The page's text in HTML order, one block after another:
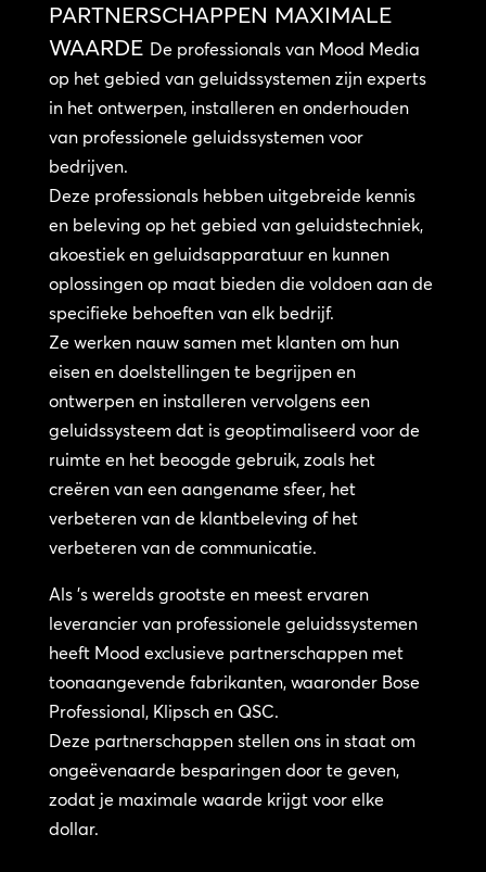
PARTNERSCHAPPEN MAXIMALE
WAARDE De professionals van Mood Media
op het gebied van geluidssystemen zijn experts
in het ontwerpen, installeren en onderhouden
van professionele geluidssystemen voor
bedrijven.
Deze professionals hebben uitgebreide kennis
en beleving op het gebied van geluidstechniek,
akoestiek en geluidsapparatuur en kunnen
oplossingen op maat bieden die voldoen aan de
specifieke behoeften van elk bedrijf.
Ze werken nauw samen met klanten om hun
eisen en doelstellingen te begrijpen en
ontwerpen en installeren vervolgens een
geluidssysteem dat is geoptimaliseerd voor de
ruimte en het beoogde gebruik, zoals het
creëren van een aangename sfeer, het
verbeteren van de klantbeleving of het
verbeteren van de communicatie.
Als ’s werelds grootste en meest ervaren
leverancier van professionele geluidssystemen
heeft Mood exclusieve partnerschappen met
toonaangevende fabrikanten, waaronder Bose
Professional, Klipsch en QSC.
Deze partnerschappen stellen ons in staat om
ongeëvenaarde besparingen door te geven,
zodat je maximale waarde krijgt voor elke
dollar.